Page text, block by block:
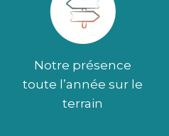
Notre présence
toute l’année sur le
terrain